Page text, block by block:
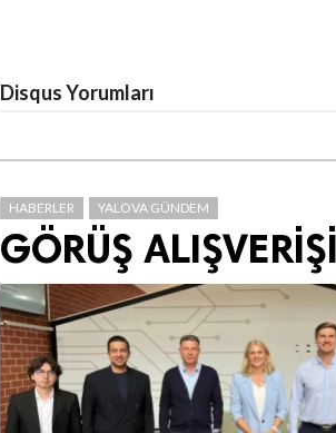
Disqus Yorumları
HABERLER YALOVA GÜNDEM
GÖRÜŞ